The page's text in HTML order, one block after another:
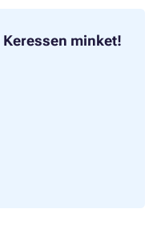
Keressen minket!